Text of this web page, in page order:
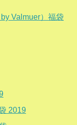
Valmuer）福袋
2019